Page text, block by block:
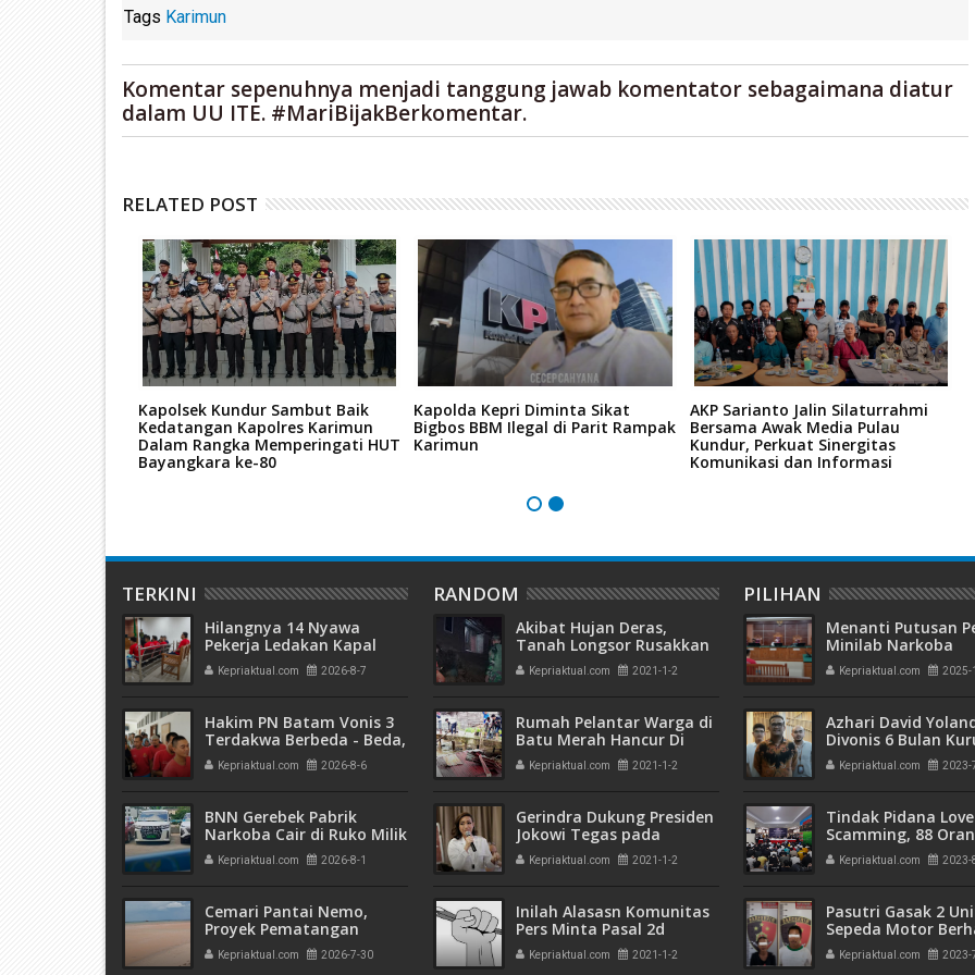
Tags Karimun
Komentar sepenuhnya menjadi tanggung jawab komentator sebagaimana diatur
dalam UU ITE. #MariBijakBerkomentar.
RELATED POST
Kapolsek Kundur Sambut Baik
Kedatangan Kapolres Karimun
Dalam Rangka Memperingati HUT
Bayangkara ke-80
Kapolda Kepri Diminta Sikat
Bigbos BBM Ilegal di Parit Rampak
Karimun
AKP Sarianto Jalin Silaturrahmi
Bersama Awak Media Pulau
Kundur, Perkuat Sinergitas
Komunikasi dan Informasi
TERKINI
Hilangnya 14 Nyawa
Pekerja Ledakan Kapal
Tanker di PT ASL Shipyard,
WNA Kim Dong Gyun
Bulan
Kepriaktual.com 2026-8-7
Hakim PN Batam Vonis 3
Terdakwa Berbeda - Beda,
Fahrurazi Muazamsyah 8
Bulan, Azzah Azzurah dan
Bulan
Kepriaktual.com 2026-8-6
BNN Gerebek Pabrik
Narkoba Cair di Ruko Milik
AHr, Alphard Disita
Terdaftar Atas Nama PT
Kepriaktual.com 2026-8-1
Cemari Pantai Nemo,
Proyek Pematangan
Lahan Teluk Mata Ikan
Diduga Tidak Kantongi
Kepriaktual.com 2026-7-30
RANDOM
Akibat Hujan Deras,
Tanah Longsor Rusakkan
Dua Rumah dan Tiga
Motor, Babinsa Sigap
Kepriaktual.com 2021-1-2
Rumah Pelantar Warga di
Batu Merah Hancur Di
Terjang Ombak Laut
Kepriaktual.com 2021-1-2
Gerindra Dukung Presiden
Jokowi Tegas pada
Kelompok Intoleran
Kepriaktual.com 2021-1-2
Inilah Alasasn Komunitas
Pers Minta Pasal 2d
Maklumat Kapolri Terkait
FPI Dicabut
Kepriaktual.com 2021-1-2
PILIHAN
Menanti Putusan
Minilab Narkoba
Terdakwa Touzen
"Loloskah dari
Kepriaktual.com 2025-
Azhari David
Divonis 6 Bulan
dan Rehabilitasi 10
Kepriaktual.com 2023-
Tindak Pidana Love
Scamming, 88
Pelaku Ditangkap
Kepri dan Polisi
Kepriaktual.com 2023-
Pasutri Gasak 2
Sepeda Motor
Ringkus Polisi
Kepriaktual.com 2023-